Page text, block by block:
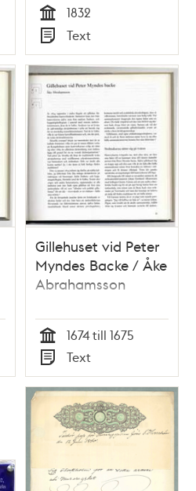
Tid
1832
Typ
Text
Gillehuset vid Peter
Myndes Backe / Åke
Abrahamsson
Tid
1674 till 1675
Typ
Text